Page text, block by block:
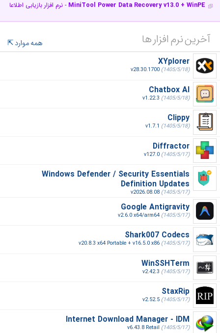
MiniTool Power Data Recovery v13.0 + WinPE - نرم افزار بازیابی اطلاعات
آخرین نرم افزار ها
همه موارد
XYplorer
v28.30.1700 (1405/5/18)
Chatbox AI
v1.22.3 (1405/5/18)
Clippy
v1.7.1 (1405/5/18)
Diffractor
v127.0 (1405/5/17)
Windows Defender / Security Essentials
Definition Updates
v2026.08.08 (1405/5/17)
Google Antigravity
v2.6.0 x64/arm64 (1405/5/17)
Shark007 Codecs
v20.8.3 x64 Portable + v16.5.0 x86 (1405/5/17)
WinSSHTerm
v2.42.3 (1405/5/17)
StaxRip
v2.52.5 (1405/5/17)
Internet Download Manager - IDM
v6.43.8 Retail (1405/5/17)